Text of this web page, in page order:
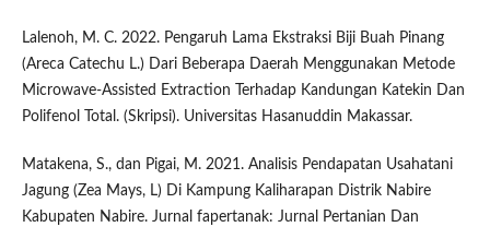
Lalenoh, M. C. 2022. Pengaruh Lama Ekstraksi Biji Buah Pinang
(Areca Catechu L.) Dari Beberapa Daerah Menggunakan Metode
Microwave-Assisted Extraction Terhadap Kandungan Katekin Dan
Polifenol Total. (Skripsi). Universitas Hasanuddin Makassar.
Matakena, S., dan Pigai, M. 2021. Analisis Pendapatan Usahatani
Jagung (Zea Mays, L) Di Kampung Kaliharapan Distrik Nabire
Kabupaten Nabire. Jurnal fapertanak: Jurnal Pertanian Dan